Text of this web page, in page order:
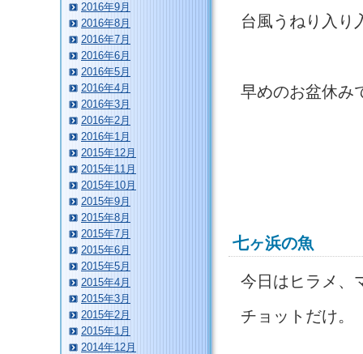
台風うねり入り
早めのお盆休み
七ヶ浜の魚
今日はヒラメ、
チョットだけ。
2016年9月
2016年8月
2016年7月
2016年6月
2016年5月
2016年4月
2016年3月
2016年2月
2016年1月
2015年12月
2015年11月
2015年10月
2015年9月
2015年8月
2015年7月
2015年6月
2015年5月
2015年4月
2015年3月
2015年2月
2015年1月
2014年12月